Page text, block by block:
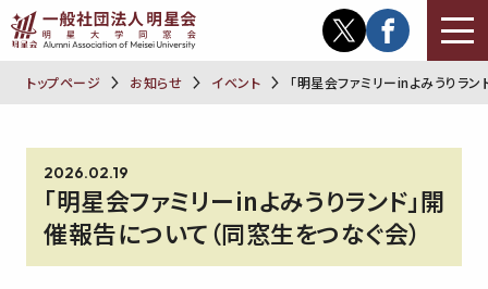
トップページ お知らせ イベント 「明星会ファミリーinよみうりラ
2026.02.19
「明星会ファミリーinよみうりランド」開
催報告について（同窓生をつなぐ会）